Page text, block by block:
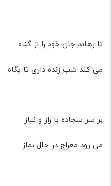
تا رهاند جان خود را از گناه
می کند شب زنده داری تا پگاه
بر سر سجاده با راز و نیاز
می رود معراج در حال نماز